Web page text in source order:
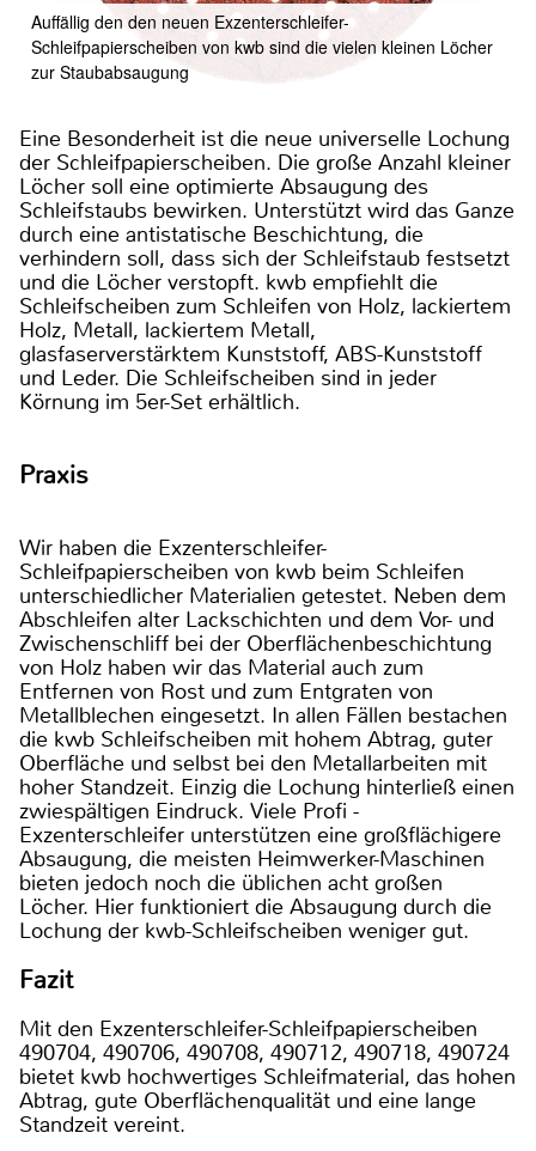
Auffällig den den neuen Exzenterschleifer-
Schleifpapierscheiben von kwb sind die vielen kleinen Löcher
zur Staubabsaugung
Eine Besonderheit ist die neue universelle Lochung
der Schleifpapierscheiben. Die große Anzahl kleiner
Löcher soll eine optimierte Absaugung des
Schleifstaubs bewirken. Unterstützt wird das Ganze
durch eine antistatische Beschichtung, die
verhindern soll, dass sich der Schleifstaub festsetzt
und die Löcher verstopft. kwb empfiehlt die
Schleifscheiben zum Schleifen von Holz, lackiertem
Holz, Metall, lackiertem Metall,
glasfaserverstärktem Kunststoff, ABS-Kunststoff
und Leder. Die Schleifscheiben sind in jeder
Körnung im 5er-Set erhältlich.
Praxis
Wir haben die Exzenterschleifer-
Schleifpapierscheiben von kwb beim Schleifen
unterschiedlicher Materialien getestet. Neben dem
Abschleifen alter Lackschichten und dem Vor- und
Zwischenschliff bei der Oberflächenbeschichtung
von Holz haben wir das Material auch zum
Entfernen von Rost und zum Entgraten von
Metallblechen eingesetzt. In allen Fällen bestachen
die kwb Schleifscheiben mit hohem Abtrag, guter
Oberfläche und selbst bei den Metallarbeiten mit
hoher Standzeit. Einzig die Lochung hinterließ einen
zwiespältigen Eindruck. Viele Profi -
Exzenterschleifer unterstützen eine großflächigere
Absaugung, die meisten Heimwerker-Maschinen
bieten jedoch noch die üblichen acht großen
Löcher. Hier funktioniert die Absaugung durch die
Lochung der kwb-Schleifscheiben weniger gut.
Fazit
Mit den Exzenterschleifer-Schleifpapierscheiben
490704, 490706, 490708, 490712, 490718, 490724
bietet kwb hochwertiges Schleifmaterial, das hohen
Abtrag, gute Oberflächenqualität und eine lange
Standzeit vereint.